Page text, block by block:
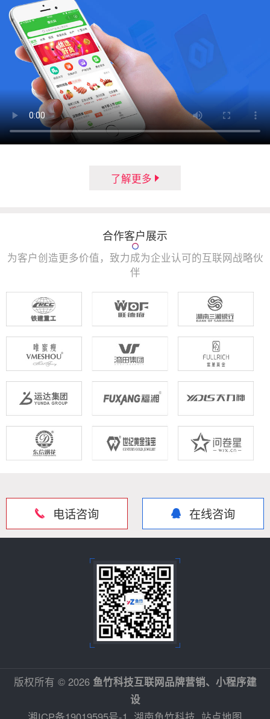
了解更多
合作客户展示
为客户创造更多价值，致力成为企业认可的互联网战略伙
伴
电话咨询 在线咨询
版权所有 © 2026 鱼竹科技互联网品牌营销、小程序建
设